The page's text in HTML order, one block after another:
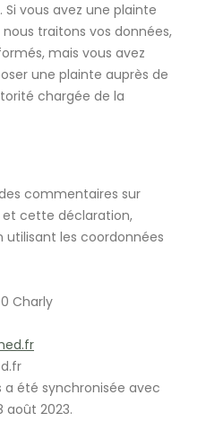
vous avez une plainte
traitons vos données,
mais vous avez
une plainte auprès de
chargée de la
commentaires sur
cette déclaration,
les coordonnées
Charly
été synchronisée avec
août 2023.